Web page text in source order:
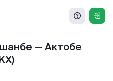
— Актобе